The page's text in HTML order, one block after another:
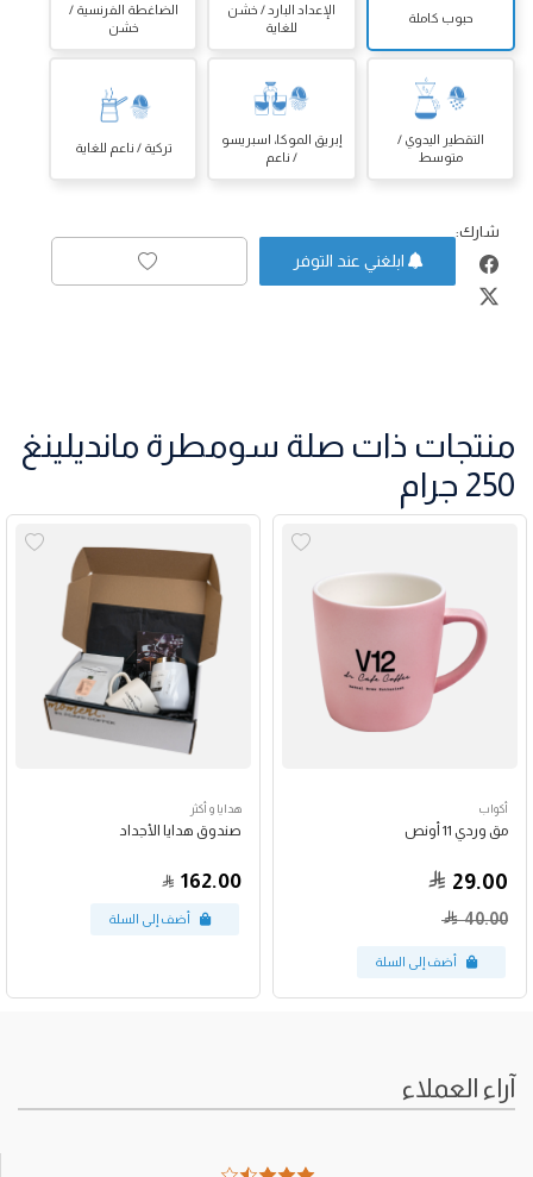
حبوب كاملة
الإعداد البارد / خشن
للغاية
الضاغطة الفرنسية /
خشن
التقطير اليدوي /
متوسط
إبريق الموكا، اسبريسو
/ ناعم
تركية / ناعم للغاية
شارك:
منتجات ذات صلة سومطرة مانديلينغ
250 جرام
أكواب
مق وردي 11 أونص
29.00
40.00
هدايا و أكثر
صندوق هدايا الأجداد
162.00
آراء العملاء